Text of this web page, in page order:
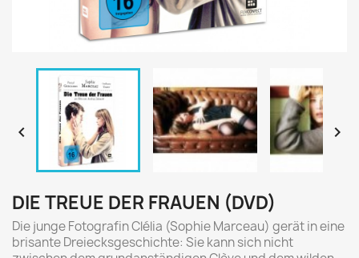
 
DIE TREUE DER FRAUEN (DVD)
Die junge Fotografin Clélia (Sophie Marceau) gerät in eine
brisante Dreiecksgeschichte: Sie kann sich nicht